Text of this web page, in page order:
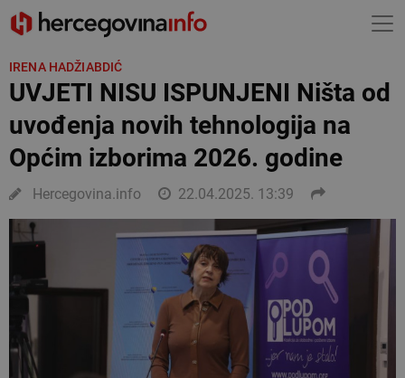
IRENA HADŽIABDIĆ
UVJETI NISU ISPUNJENI Ništa od
uvođenja novih tehnologija na
Općim izborima 2026. godine
Hercegovina.info 22.04.2025. 13:39